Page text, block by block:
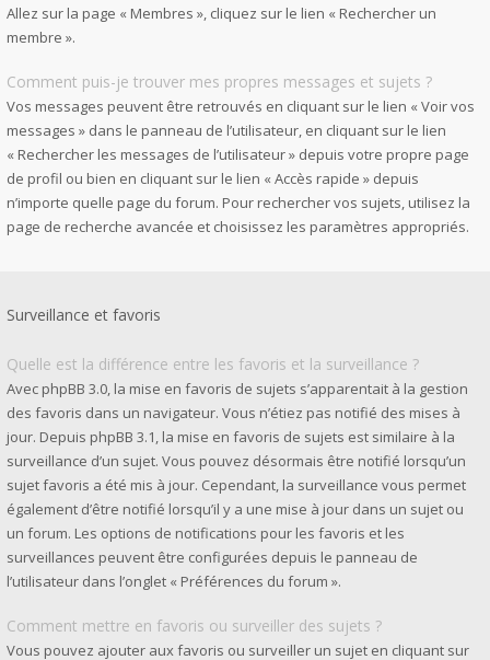
Allez sur la page « Membres », cliquez sur le lien « Rechercher un
membre ».
Comment puis-je trouver mes propres messages et sujets ?
Vos messages peuvent être retrouvés en cliquant sur le lien « Voir vos
messages » dans le panneau de l’utilisateur, en cliquant sur le lien
« Rechercher les messages de l’utilisateur » depuis votre propre page
de profil ou bien en cliquant sur le lien « Accès rapide » depuis
n’importe quelle page du forum. Pour rechercher vos sujets, utilisez la
page de recherche avancée et choisissez les paramètres appropriés.
Surveillance et favoris
Quelle est la différence entre les favoris et la surveillance ?
Avec phpBB 3.0, la mise en favoris de sujets s’apparentait à la gestion
des favoris dans un navigateur. Vous n’étiez pas notifié des mises à
jour. Depuis phpBB 3.1, la mise en favoris de sujets est similaire à la
surveillance d’un sujet. Vous pouvez désormais être notifié lorsqu’un
sujet favoris a été mis à jour. Cependant, la surveillance vous permet
également d’être notifié lorsqu’il y a une mise à jour dans un sujet ou
un forum. Les options de notifications pour les favoris et les
surveillances peuvent être configurées depuis le panneau de
l’utilisateur dans l’onglet « Préférences du forum ».
Comment mettre en favoris ou surveiller des sujets ?
Vous pouvez ajouter aux favoris ou surveiller un sujet en cliquant sur